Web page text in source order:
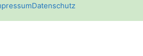
Datenschutz